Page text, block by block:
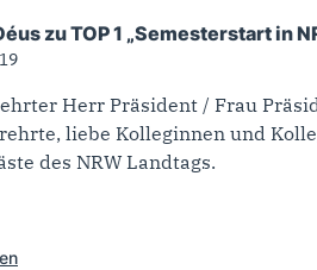
zu TOP 1 „Semesterstart in
Herr Präsident / Frau
liebe Kolleginnen und
des NRW Landtags.